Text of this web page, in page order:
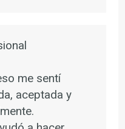
me sentí
aceptada y